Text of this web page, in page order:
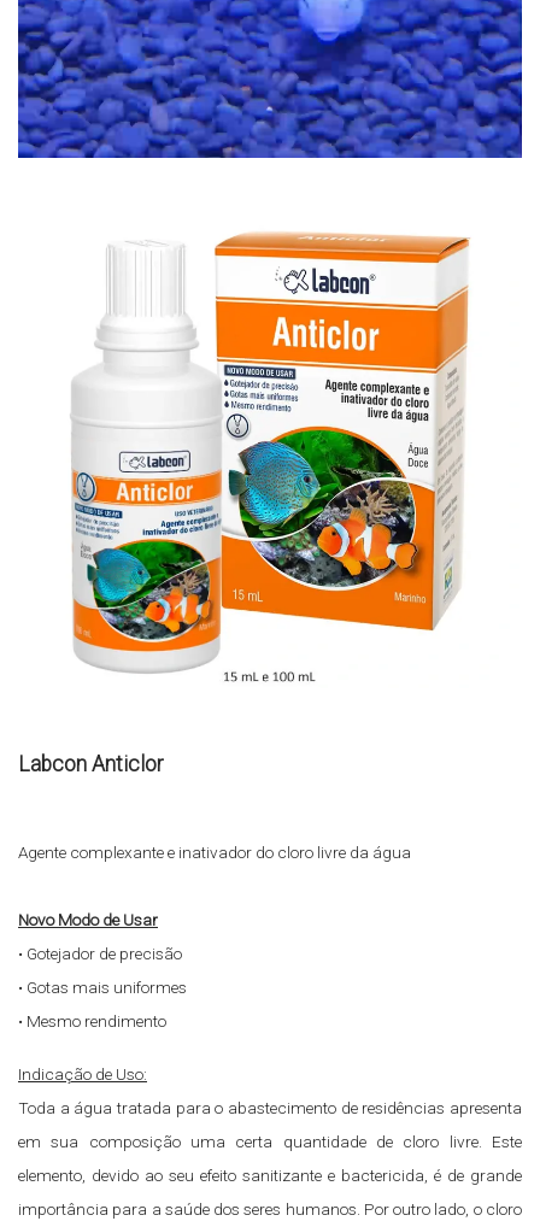
Labcon Anticlor
Agente complexante e inativador do cloro livre da água
Novo Modo de Usar
• Gotejador de precisão
• Gotas mais uniformes
• Mesmo rendimento
Indicação de Uso:
Toda a água tratada para o abastecimento de residências apresenta
em sua composição uma certa quantidade de cloro livre. Este
elemento, devido ao seu efeito sanitizante e bactericida, é de grande
importância para a saúde dos seres humanos. Por outro lado, o cloro